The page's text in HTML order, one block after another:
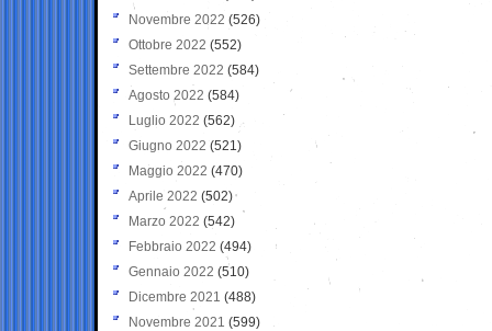
Novembre 2022 (526)
Ottobre 2022 (552)
Settembre 2022 (584)
Agosto 2022 (584)
Luglio 2022 (562)
Giugno 2022 (521)
Maggio 2022 (470)
Aprile 2022 (502)
Marzo 2022 (542)
Febbraio 2022 (494)
Gennaio 2022 (510)
Dicembre 2021 (488)
Novembre 2021 (599)